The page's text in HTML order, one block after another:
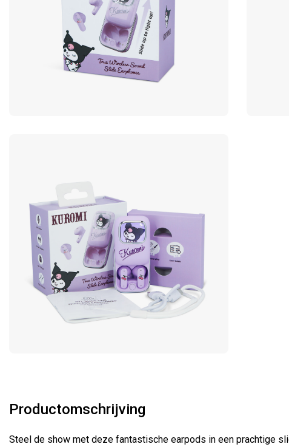
Productomschrijving
Steel de show met deze fantastische earpods in een prachtige